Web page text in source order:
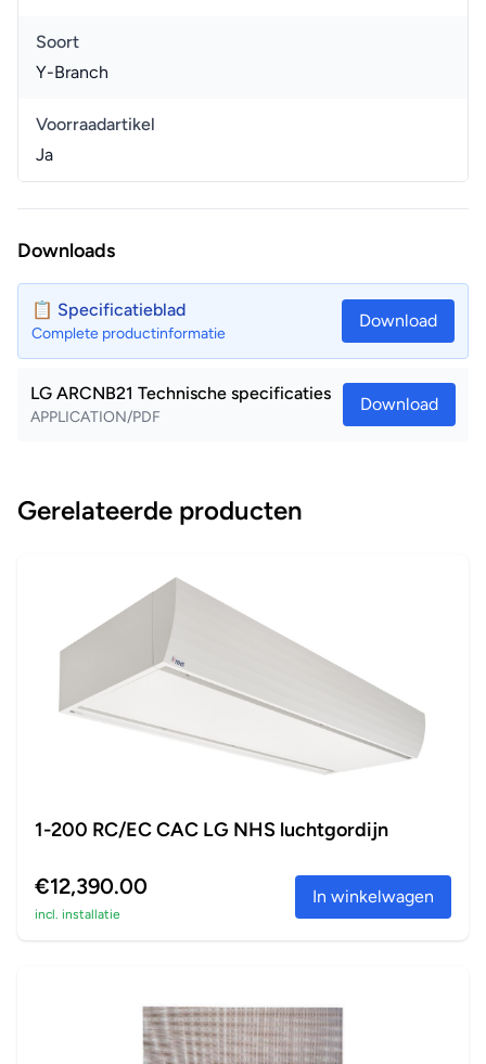
Soort
Y-Branch
Voorraadartikel
Ja
Downloads
📋 Specificatieblad
Complete productinformatie
Download
LG ARCNB21 Technische specificaties
APPLICATION/PDF
Download
Gerelateerde producten
1-200 RC/EC CAC LG NHS luchtgordijn
€12,390.00
incl. installatie
In winkelwagen